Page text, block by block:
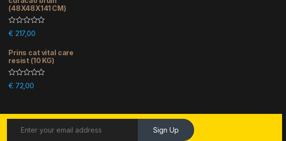
0
o
u
t
o
(48X48X141 CM)
R
a
e
d
0
o
t
€ 217,00
Prins cat vital care
resist (10 KG)
R
a
€ 72,00
Sign Up